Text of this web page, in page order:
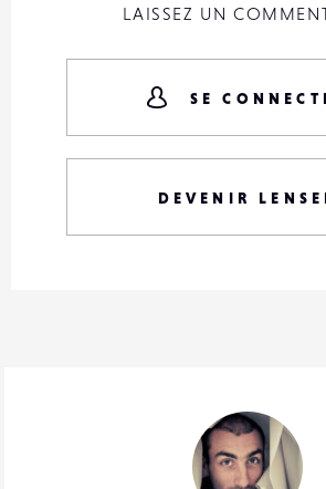
LAISSEZ UN
SE
DEVENIR